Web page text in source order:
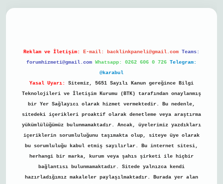
Reklam ve İletişim: E-mail: backlinkpaneli@gmail.com Teams:
forumhizmeti@gmail.com Whatsapp: 0262 606 0 726 Telegram:
@karabul
Yasal Uyarı:
Sitemiz, 5651 Sayılı Kanun gereğince Bilgi
Teknolojileri ve İletişim Kurumu (BTK) tarafından onaylanmış
bir Yer Sağlayıcı olarak hizmet vermektedir. Bu nedenle,
sitedeki içerikleri proaktif olarak denetleme veya araştırma
yükümlülüğümüz bulunmamaktadır. Ancak, üyelerimiz yazdıkları
içeriklerin sorumluluğunu taşımakta olup, siteye üye olarak
bu sorumluluğu kabul etmiş sayılırlar. Bu internet sitesi,
herhangi bir marka, kurum veya şahıs şirketi ile hiçbir
bağlantısı bulunmamaktadır. Sitede yalnızca kendi
hazırladığımız makaleler paylaşılmaktadır. Burada yer alan